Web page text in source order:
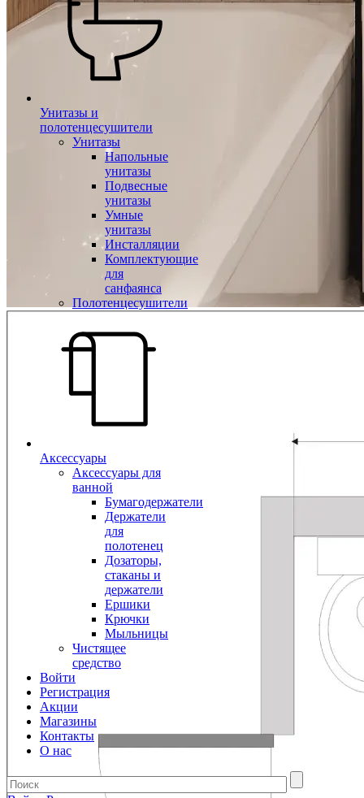
Унитазы и
полотенцесушители
Унитазы
Напольные
унитазы
Подвесные
унитазы
Умные
унитазы
Инсталляции
Комплектующие
для
санфаянса
Полотенцесушители
Аксессуары
Аксессуары для
ванной
Бумагодержатели
Держатели
для
полотенец
Дозаторы,
стаканы и
держатели
Ершики
Крючки
Мыльницы
Чистящее
средство
Войти
Регистрация
Акции
Магазины
Контакты
О нас